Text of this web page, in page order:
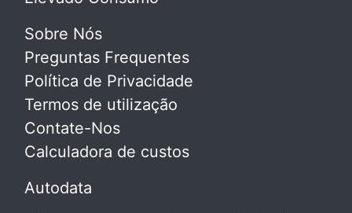
Sobre Nós
Preguntas Frequentes
Política de Privacidade
Termos de utilização
Contate-Nos
Calculadora de custos
Autodata